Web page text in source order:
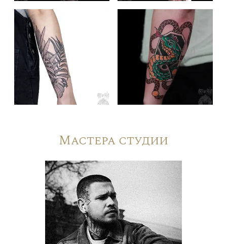
Мастера студии